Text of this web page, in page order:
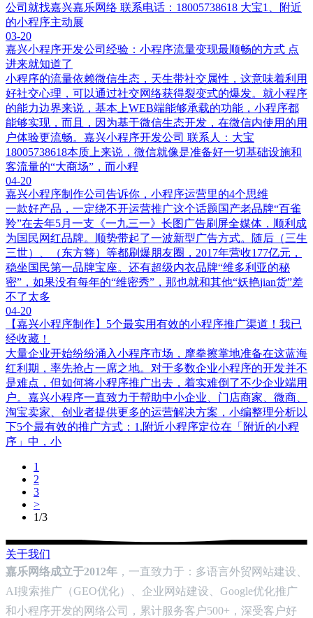
公司就找嘉兴嘉乐网络 联系电话：18005738618 大宝1、附近
的小程序主动展
03-20
嘉兴小程序开发公司经验：小程序流量变现最顺畅的方式 点
进来就知道了
小程序的流量依赖微信生态，天生带社交属性，这意味着利用
好社交心理，可以通过社交网络获得裂变式的爆发。就小程序
的能力边界来说，基本上WEB端能够承载的功能，小程序都
能够实现，而且，因为基于微信生态开发，在微信内使用的用
户体验更流畅。嘉兴小程序开发公司 联系人：大宝
18005738618本质上来说，微信就像是准备好一切基础设施和
客流量的“大商场”，而小程
04-20
嘉兴小程序制作公司告诉你，小程序运营里的4个思维
一款好产品，一定绕不开运营推广这个话题国产老品牌“百雀
羚”在去年5月一支《一九三一》长图广告刷屏全媒体，顺利成
为国民网红品牌。顺势带起了一波新型广告方式。随后（三生
三世）、（东方簪）等都刷爆朋友圈，2017年营收177亿元，
稳坐国民第一品牌宝座。还有超级内衣品牌“维多利亚的秘
密”，如果没有每年的“维密秀”，那也就和其他“妖艳jian货”差
不了太多
04-20
【嘉兴小程序制作】5个最实用有效的小程序推广渠道！我已
经收藏！
大量企业开始纷纷涌入小程序市场，摩拳擦掌地准备在这蓝海
红利期，率先抢占一席之地。对于多数企业小程序的开发并不
是难点，但如何将小程序推广出去，着实难倒了不少企业端用
户。嘉兴小程序一直致力于帮助中小企业、门店商家、微商、
淘宝卖家、创业者提供更多的运营解决方案，小编整理分析以
下5个最有效的推广方式：1.附近小程序定位在「附近的小程
序」中，小
1
2
3
>
1/3
关于我们
嘉乐网络成立于2012年 ，一直致力于：多语言外贸网站建设、
AI搜索推广（GEO优化）、企业网站建设、Google优化推广
和小程序开发的网络公司，累计服务客户500+，深受客户好